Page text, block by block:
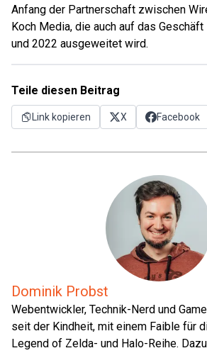
Anfang der Partnerschaft zwischen
Koch Media, die auch auf das
und 2022 ausgeweitet wird.
Teile diesen Beitrag
Link kopieren X Facebook
Dominik Probst
Webentwickler, Technik-Nerd und
seit der Kindheit, mit einem Faible für
Legend of Zelda- und Halo-Reihe.